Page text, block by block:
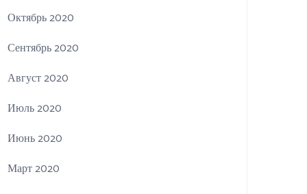
Октябрь 2020
Сентябрь 2020
Август 2020
Июль 2020
Июнь 2020
Март 2020